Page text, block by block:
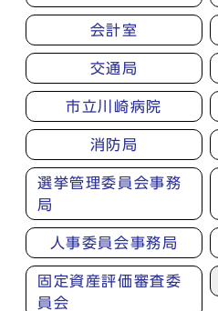
会計室
交通局
市立川崎病院
消防局
選挙管理委員会事務
局
人事委員会事務局
固定資産評価審査委
員会